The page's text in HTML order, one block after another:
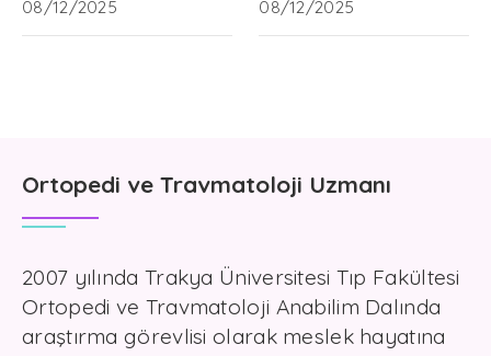
08/12/2025 08/12/2025
Ortopedi ve Travmatoloji Uzmanı
2007 yılında Trakya Üniversitesi Tıp Fakültesi
Ortopedi ve Travmatoloji Anabilim Dalında
araştırma görevlisi olarak meslek hayatına